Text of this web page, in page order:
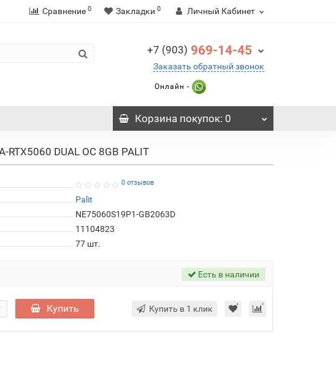
Сравнение 0 Закладки 0 Личный Кабинет
+7 (903) 969-14-45
Заказать обратный звонок
Онлайн -
Корзинапокупок: 0
RTX5060 DUAL OC 8GB PALIT
0 отзывов
Palit
NE75060S19P1-GB2063D
11104823
77шт.
Есть в наличии
Купить Купить в 1 клик